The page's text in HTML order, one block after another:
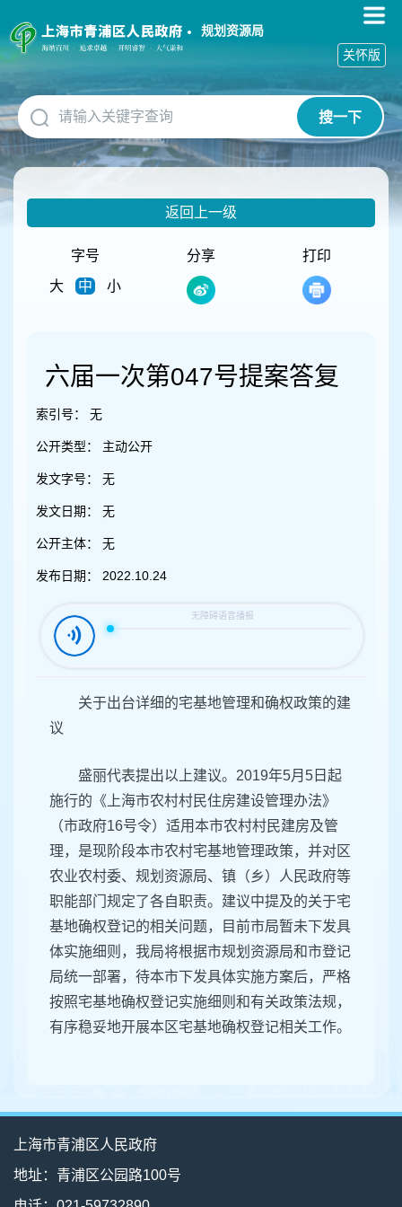
障
碍
作
说
明
跳
到
网
规划资源局
搜一下
关怀版
返回上一级
字号
大
中 小
分享 打印
六届一次第047号提案答复
索引号： 无
公开类型： 主动公开
发文字号： 无
发文日期： 无
公开主体： 无
发布日期： 2022.10.24
关于出台详细的宅基地管理和确权政策的建
议
盛丽代表提出以上建议。2019年5月5日起
施行的《上海市农村村民住房建设管理办法》
（市政府16号令）适用本市农村村民建房及管
理，是现阶段本市农村宅基地管理政策，并对区
农业农村委、规划资源局、镇（乡）人民政府等
职能部门规定了各自职责。建议中提及的关于宅
基地确权登记的相关问题，目前市局暂未下发具
体实施细则，我局将根据市规划资源局和市登记
局统一部署，待本市下发具体实施方案后，严格
按照宅基地确权登记实施细则和有关政策法规，
有序稳妥地开展本区宅基地确权登记相关工作。
上海市青浦区人民政府
地址：青浦区公园路100号